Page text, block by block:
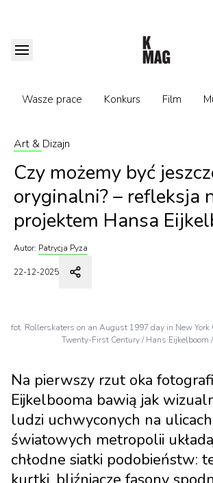
Wasze prace Konkurs Film
Art & Dizajn
Czy możemy być
oryginalni? – refleksja
projektem Hansa
Autor: Patrycja Pyza
22-12-2025
fot. Rollerskaters on an August 1997 day in New York
Twenty-First Century / Hans Eijkelboom
Na pierwszy rzut oka
Eijkelbooma bawią jak
ludzi uchwyconych na ulicach
światowych metropolii
chłodne siatki podobieństw: